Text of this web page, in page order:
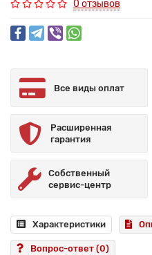
0 отзывов
Все виды оплат
Расширенная
гарантия
Собственный
сервис-центр
Характеристики
Вопрос-ответ (0)